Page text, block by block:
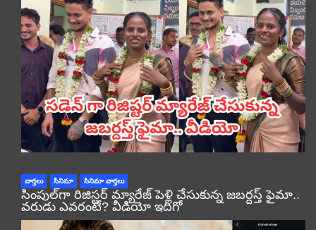
వార్తలు సినిమా సినిమా వార్తలు
సింపుల్‌గా రిజిస్టర్‌ మ్యారేజ్ పెళ్లి చేసుకున్న జబర్దస్త్ ఫైమా..
వరుడు ఎవరంటే? వీడియో ఇదిగో